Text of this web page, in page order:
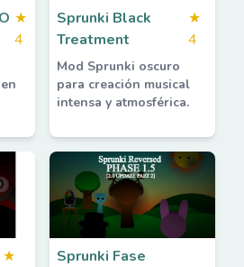
★
4
Sprunki Black
Treatment
★
4
Mod Sprunki oscuro
para creación musical
intensa y atmosférica.
★
Sprunki Fase